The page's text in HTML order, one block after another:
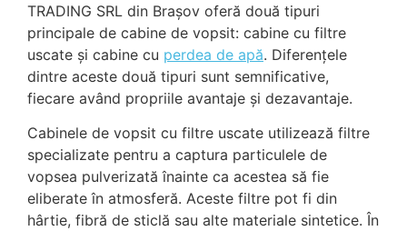
TRADING SRL din Brașov oferă două tipuri
principale de cabine de vopsit: cabine cu filtre
uscate și cabine cu perdea de apă. Diferențele
dintre aceste două tipuri sunt semnificative,
fiecare având propriile avantaje și dezavantaje.
Cabinele de vopsit cu filtre uscate utilizează filtre
specializate pentru a captura particulele de
vopsea pulverizată înainte ca acestea să fie
eliberate în atmosferă. Aceste filtre pot fi din
hârtie, fibră de sticlă sau alte materiale sintetice. În